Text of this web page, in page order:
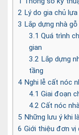
2 Lý do gia chủ
3 Lắp dựng nhà
3.1 Quá trình
gian
3.2 Lắp dựng
tầng
4 Nghi lễ cất nóc
4.1 Giai đoạn
4.2 Cất nóc
5 Những lưu ý khi
6 Giới thiệu đơn vị